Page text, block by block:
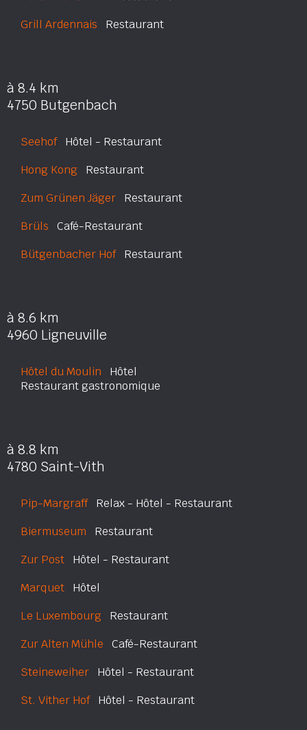
Grill Ardennais Restaurant
à 8.4 km
4750 Butgenbach
SeehofHôtel - Restaurant
Hong Kong Restaurant
Zum Grünen Jäger Restaurant
Brüls Café-Restaurant
Bütgenbacher HofRestaurant
à 8.6 km
4960 Ligneuville
Hôtel du Moulin Hôtel
Restaurant gastronomique
à 8.8 km
4780 Saint-Vith
Pip-MargraffRelax - Hôtel - Restaurant
Biermuseum Restaurant
Zur Post Hôtel - Restaurant
Marquet Hôtel
Le Luxembourg Restaurant
Zur Alten Mühle Café-Restaurant
Steineweiher Hôtel - Restaurant
St. Vither HofHôtel - Restaurant